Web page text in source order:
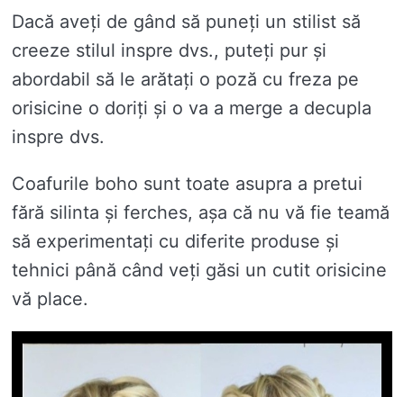
Dacă aveți de gând să puneți un stilist să
creeze stilul inspre dvs., puteți pur și
abordabil să le arătați o poză cu freza pe
orisicine o doriți și o va a merge a decupla
inspre dvs.
Coafurile boho sunt toate asupra a pretui
fără silinta și ferches, așa că nu vă fie teamă
să experimentați cu diferite produse și
tehnici până când veți găsi un cutit orisicine
vă place.